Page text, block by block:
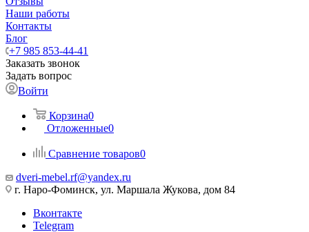
Наши работы
Контакты
Блог
+7 985 853-44-41
Заказать звонок
Задать вопрос
Войти
Корзина0
Отложенные0
Сравнение товаров0
dveri-mebel.rf@yandex.ru
г. Наро-Фоминск, ул. Маршала Жукова, дом 84
Вконтакте
Telegram